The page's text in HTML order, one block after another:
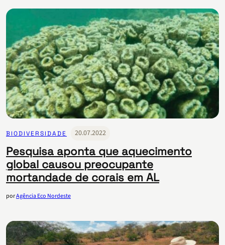
BIODIVERSIDADE 20.07.2022
Pesquisa aponta que aquecimento
global causou preocupante
mortandade de corais em AL
porAgência Eco Nordeste